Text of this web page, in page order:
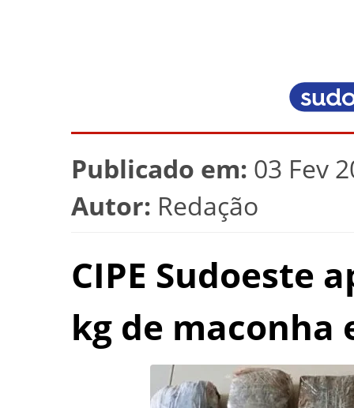
Publicado em: 03 Fev
Autor: Redação
CIPE Sudoeste
kg de maconha